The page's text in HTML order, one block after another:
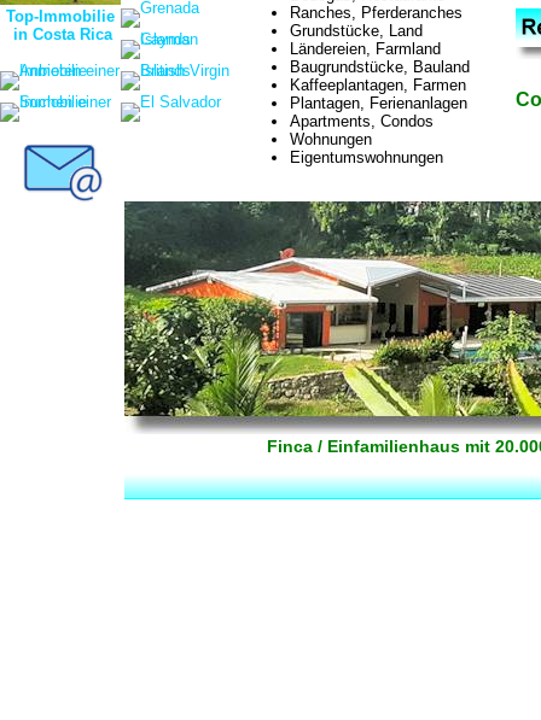
Top-Immobilie
in Costa Rica
Ranches, Pferderanches
Grundstücke, Land
Ländereien, Farmland
Baugrundstücke, Bauland
Kaffeeplantagen, Farmen
Plantagen, Ferienanlagen
Apartments, Condos
Wohnungen
Eigentumswohnungen
Finca / Einfamilienhaus mit